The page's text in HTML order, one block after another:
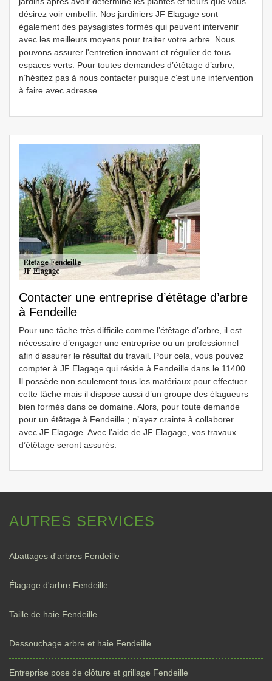
désirez voir embellir. Nos jardiniers JF Elagage sont
également des paysagistes formés qui peuvent intervenir
avec les meilleurs moyens pour traiter votre arbre. Nous
pouvons assurer l'entretien innovant et régulier de tous
espaces verts. Pour toutes demandes d’étêtage d’arbre,
n’hésitez pas à nous contacter puisque c’est une intervention
à faire avec adresse.
Contacter une entreprise d’étêtage d’arbre
à Fendeille
Pour une tâche très difficile comme l’étêtage d’arbre, il est
nécessaire d’engager une entreprise ou un professionnel
afin d’assurer le résultat du travail. Pour cela, vous pouvez
compter à JF Elagage qui réside à Fendeille dans le 11400.
Il possède non seulement tous les matériaux pour effectuer
cette tâche mais il dispose aussi d’un groupe des élagueurs
bien formés dans ce domaine. Alors, pour toute demande
pour un étêtage à Fendeille ; n’ayez crainte à collaborer
avec JF Elagage. Avec l’aide de JF Elagage, vos travaux
d’étêtage seront assurés.
AUTRES SERVICES
Abattages d'arbres Fendeille
Élagage d'arbre Fendeille
Taille de haie Fendeille
Dessouchage arbre et haie Fendeille
Entreprise pose de clôture et grillage Fendeille